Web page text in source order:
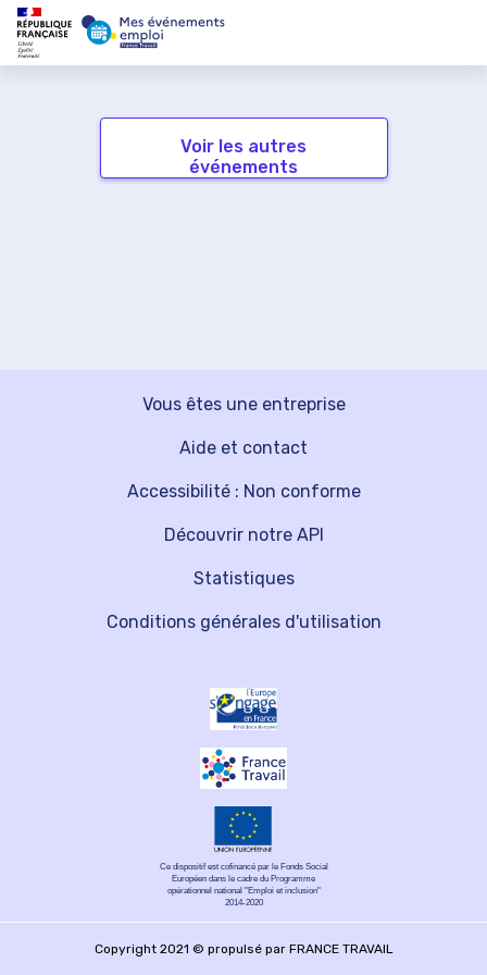
Voir les autres
événements
Vous êtes une entreprise
Découvrir notre API
Aide et contact
Statistiques
Accessibilité : Non conforme
Conditions générales d'utilisation
Ce dispositif est cofinancé par le Fonds Social
Européen dans le cadre du Programme
opérationnel national "Emploi et inclusion"
2014-2020
Copyright 2021 © propulsé par FRANCE TRAVAIL